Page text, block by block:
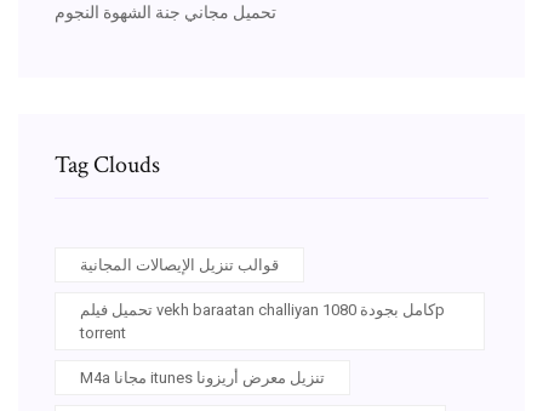
تحميل مجاني جنة الشهوة النجوم
Tag Clouds
قوالب تنزيل الإيصالات المجانية
تحميل فيلم vekh baraatan challiyan كامل بجودة 1080p
torrent
M4a مجانا itunes تنزيل معرض أريزونا